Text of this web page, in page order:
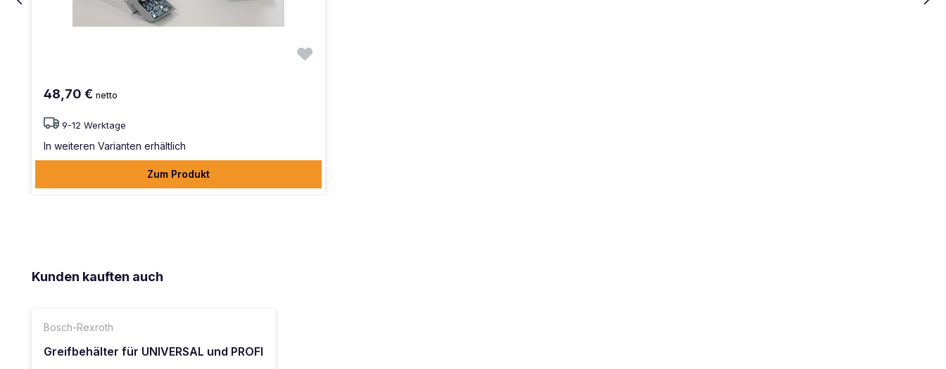
48,70 € netto
9-12 Werktage
In weiteren Varianten erhältlich
Zum Produkt
Produktgalerie überspringen
Kunden kauften auch
Bosch-Rexroth
Greifbehälter für UNIVERSAL und PROFI